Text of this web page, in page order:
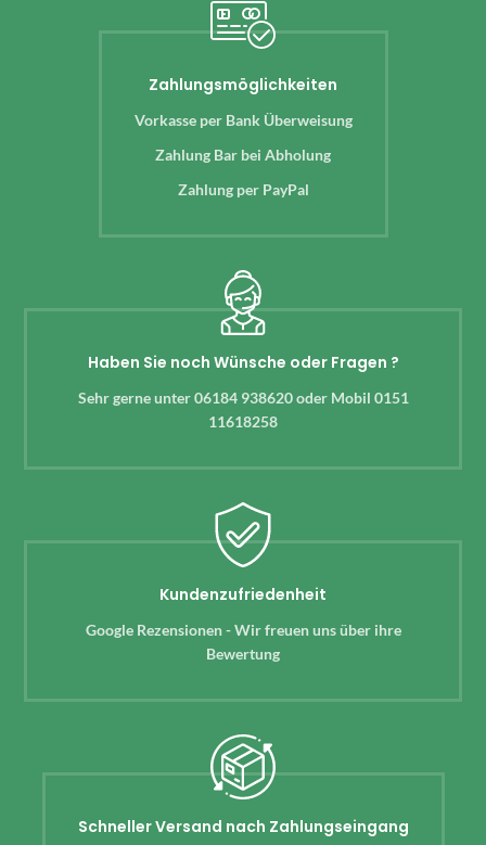
Zahlungsmöglichkeiten
Vorkasse per Bank Überweisung
Zahlung Bar bei Abholung
Zahlung per PayPal
Haben Sie noch Wünsche oder Fragen ?
Sehr gerne unter 06184 938620 oder Mobil 0151
11618258
Kundenzufriedenheit
Google Rezensionen - Wir freuen uns über ihre
Bewertung
Schneller Versand nach Zahlungseingang